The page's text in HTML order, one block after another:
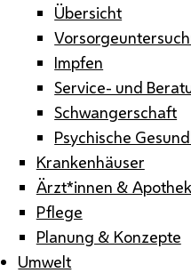
Übersicht
Impfen
Service- und
Schwangerschaft
Psychische
Krankenhäuser
Ärzt*innen &
Pflege
Planung & Konzepte
Umwelt